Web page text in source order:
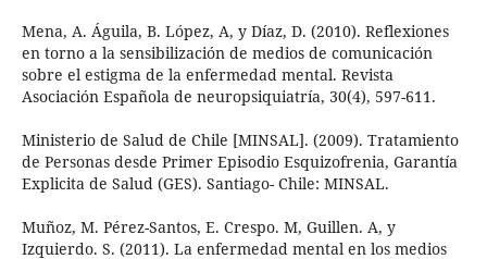
Mena, A. Águila, B. López, A, y Díaz, D. (2010). Reflexiones
en torno a la sensibilización de medios de comunicación
sobre el estigma de la enfermedad mental. Revista
Asociación Española de neuropsiquiatría, 30(4), 597-611.
Ministerio de Salud de Chile [MINSAL]. (2009). Tratamiento
de Personas desde Primer Episodio Esquizofrenia, Garantía
Explicita de Salud (GES). Santiago- Chile: MINSAL.
Muñoz, M. Pérez-Santos, E. Crespo. M, Guillen. A, y
Izquierdo. S. (2011). La enfermedad mental en los medios